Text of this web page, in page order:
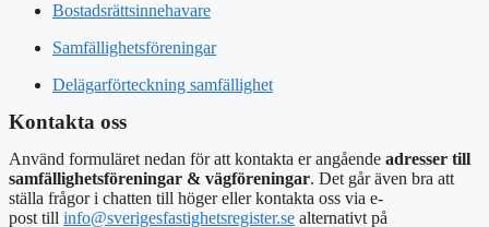
Bostadsrättsinnehavare
Samfällighetsföreningar
Delägarförteckning samfällighet
Kontakta oss
Använd formuläret nedan för att kontakta er angående adresser till
samfällighetsföreningar & vägföreningar. Det går även bra att
ställa frågor i chatten till höger eller kontakta oss via e-
post till info@sverigesfastighetsregister.se alternativt på